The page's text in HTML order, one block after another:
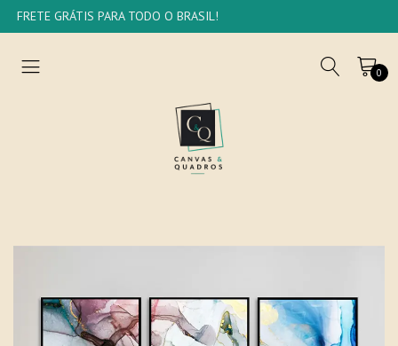
FRETE GRÁTIS PARA TODO O BRASIL!
0